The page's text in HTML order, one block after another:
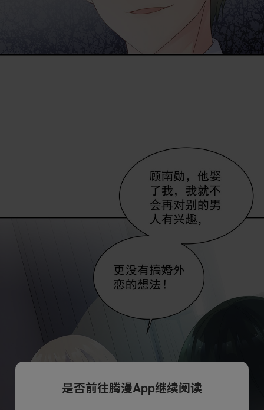
是否前往腾漫App继续阅读